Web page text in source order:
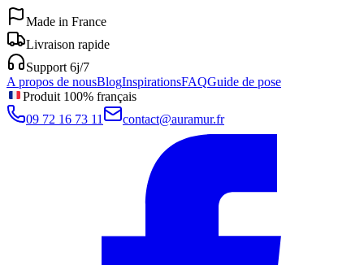
Made in France
Livraison rapide
Support 6j/7
A propos de nousBlogInspirationsFAQGuide de pose
Produit 100% français
09 72 16 73 11
contact@auramur.fr